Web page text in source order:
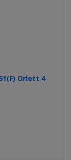
Orlett 4